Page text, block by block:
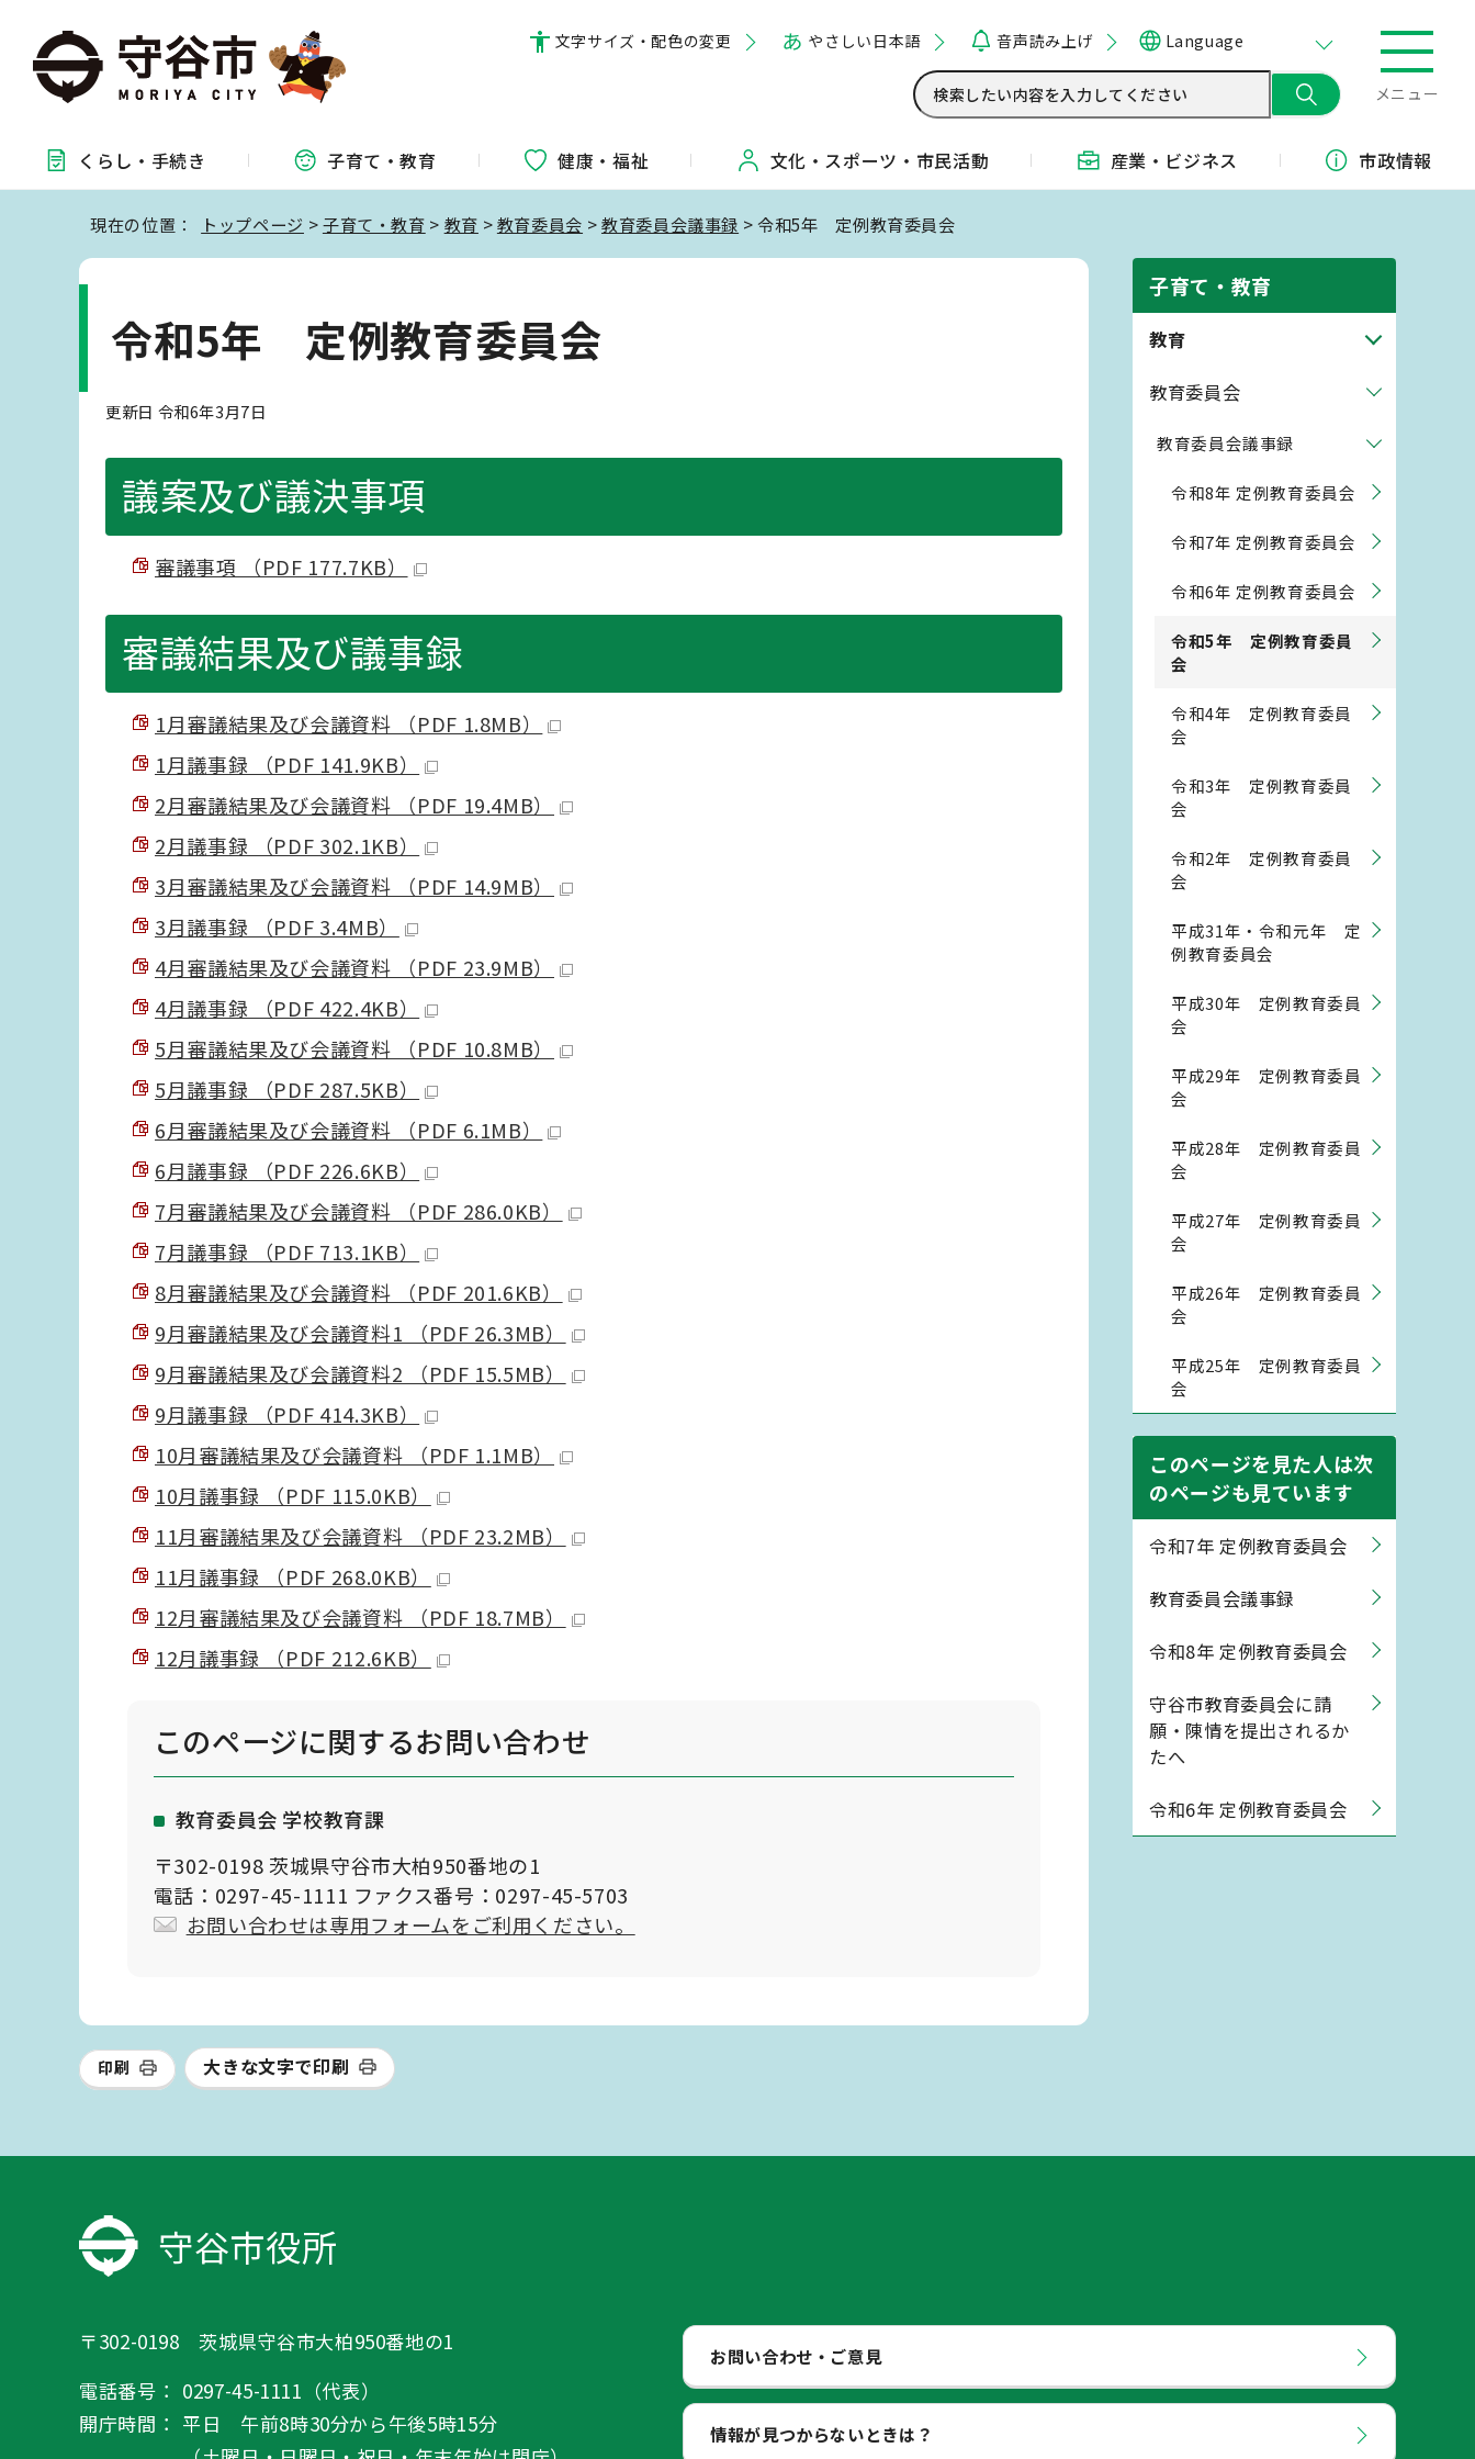
文字サイズ・配色の変更 やさしい日本語 音声読み上げ Language
メニュー
くらし・ 手続き 子育て・教育 健康・福祉 文化・ スポーツ・ 市民活動 産業・ ビジネス 市政情報
現在の位置： トップページ >子育て・教育 > 教育 >教育委員会 >教育委員会議事録 > 令和5年 定例教育委員会
令和5年 定例教育委員会
更新日 令和6年3月7日
議案及び議決事項
審議事項 （PDF 177.7KB）
審議結果及び議事録
1月審議結果及び会議資料 （PDF 1.8MB）
1月議事録 （PDF 141.9KB）
2月審議結果及び会議資料 （PDF 19.4MB）
2月議事録 （PDF 302.1KB）
3月審議結果及び会議資料 （PDF 14.9MB）
3月議事録 （PDF 3.4MB）
4月審議結果及び会議資料 （PDF 23.9MB）
4月議事録 （PDF 422.4KB）
5月審議結果及び会議資料 （PDF 10.8MB）
5月議事録 （PDF 287.5KB）
6月審議結果及び会議資料 （PDF 6.1MB）
6月議事録 （PDF 226.6KB）
7月審議結果及び会議資料 （PDF 286.0KB）
7月議事録 （PDF 713.1KB）
8月審議結果及び会議資料 （PDF 201.6KB）
9月審議結果及び会議資料1 （PDF 26.3MB）
9月審議結果及び会議資料2 （PDF 15.5MB）
9月議事録 （PDF 414.3KB）
10月審議結果及び会議資料 （PDF 1.1MB）
10月議事録 （PDF 115.0KB）
11月審議結果及び会議資料 （PDF 23.2MB）
11月議事録 （PDF 268.0KB）
12月審議結果及び会議資料 （PDF 18.7MB）
12月議事録 （PDF 212.6KB）
このページに関するお問い合わせ
教育委員会 学校教育課
〒302-0198 茨城県守谷市大柏950番地の1
電話：0297-45-1111 ファクス番号：0297-45-5703
お問い合わせは専用フォームをご利用ください。
子育て・教育
教育
教育委員会
教育委員会議事録
令和8年 定例教育委員会
令和7年 定例教育委員会
令和6年 定例教育委員会
令和5年 定例教育委員
会
令和4年 定例教育委員
会
令和3年 定例教育委員
会
令和2年 定例教育委員
会
平成31年・令和元年 定
例教育委員会
平成30年 定例教育委員
会
平成29年 定例教育委員
会
平成28年 定例教育委員
会
平成27年 定例教育委員
会
平成26年 定例教育委員
会
平成25年 定例教育委員
会
このページを見た人は次
のページも見ています
令和7年 定例教育委員会
教育委員会議事録
令和8年 定例教育委員会
守谷市教育委員会に請
願・陳情を提出されるか
たへ
令和6年 定例教育委員会
印刷 大きな文字で印刷
守谷市役所
〒302-0198 茨城県守谷市大柏950番地の1
電話番号： 0297-45-1111（代表）
開庁時間： 平日 午前8時30分から午後5時15分
お問い合わせ・ご意見
情報が見つからないときは？